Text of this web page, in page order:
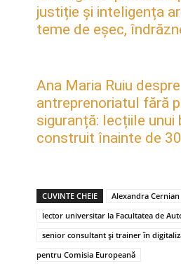
justiție și inteligența
teme de eșec,
Ana Maria Ruiu despre
antreprenoriatul fără
siguranță: lecțiile unui
construit înainte de
CUVINTE CHEIE
Alexandra Cernian
lector universitar la Facultatea de
senior consultant și trainer în
pentru Comisia Europeană